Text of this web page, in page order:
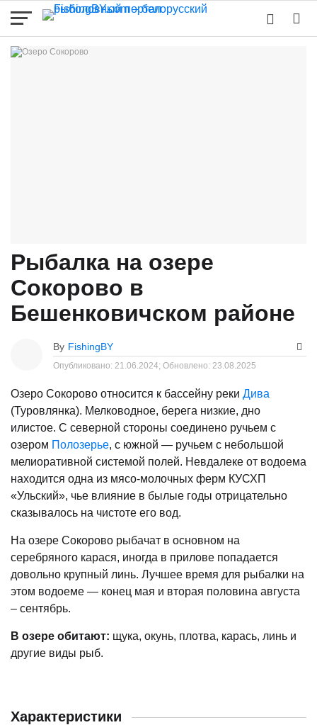
Рыбалка на озере
Сокорово в
Бешенковичском районе
By FishingBY
Опубликовано: 21.06.2024; Обновлено: 23.08.2025
Озеро Сокорово относится к бассейну реки Дива
(Туровлянка). Мелководное, берега низкие, дно
илистое. С северной стороны соединено ручьем с
озером Полозерье, с южной — ручьем с небольшой
мелиоративной системой полей. Невдалеке от водоема
находится одна из мясо-молочных ферм КУСХП
«Ульский», чье влияние в былые годы отрицательно
сказывалось на чистоте его вод.
На озере Сокорово рыбачат в основном на
серебряного карася, иногда в прилове попадается
довольно крупный линь. Лучшее время для рыбалки на
этом водоеме — конец мая и вторая половина августа
– сентябрь.
В озере обитают: щука, окунь, плотва, карась, линь и
другие виды рыб.
Характеристики